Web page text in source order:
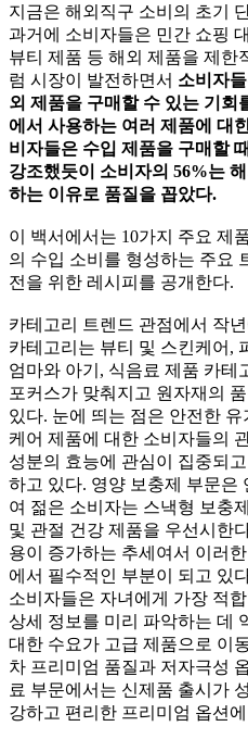
지금은 해외직구 소비의 초기
과거에 소비자들은 민간 쇼핑
뷰티 제품 등 해외 제품을 제한
럼 시장이 발전하면서 소비자
외 제품을 구매할 수 있는 기회
에서 사용하는 여러 제품에 대
비자들은 수입 제품을 구매할
강조했듯이 소비자의 56%는
하는 이유로 품질을 꼽았다.
이 백서에서는 10가지 주요 제
의 수입 소비를 형성하는 주요
전을 위한 레시피를 공개한다.
카테고리 트렌드 관점에서 작
카테고리는 뷰티 및 스킨케어,
엄마와 아기, 식음료 제품 카테
포커스가 맞춰지고 원자재의
있다. 눈에 띄는 점은 안전한
케어 제품에 대한 소비자들의
성분의 효능에 관심이 집중되
하고 있다. 영양 보충제 부문은
여 젊은 소비자는 스낵형 보충
및 관절 건강 제품을 우선시한
용이 증가하는 추세여서 이러
에서 필수적인 부분이 되고 있
소비자들은 자녀에게 가장 적
상세 정보를 미리 파악하는 데
대한 수요가 고급 제품으로 이
차 프리미엄 품질과 저자극성
료 부문에서는 신제품 출시가
강하고 편리한 프리미엄 옵션